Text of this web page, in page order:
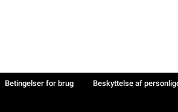
Betingelser for brug Beskyttelse af